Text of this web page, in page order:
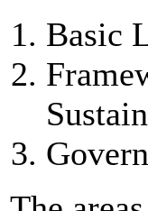
Basic